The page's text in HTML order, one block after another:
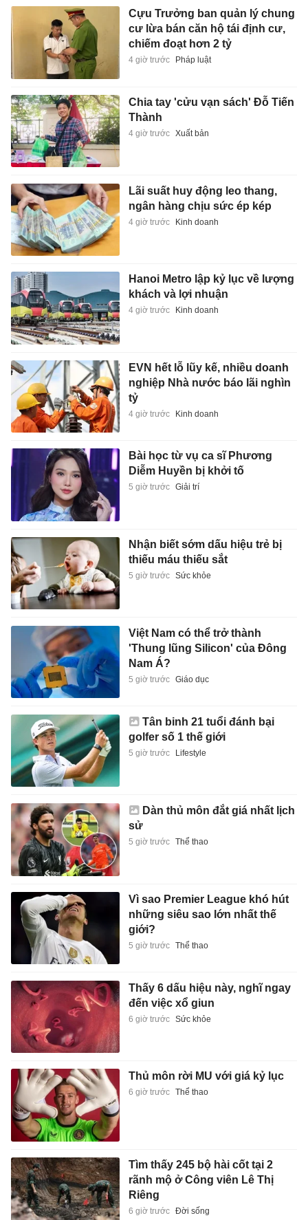
Cựu Trưởng ban quản lý chung
cư lừa bán căn hộ tái định cư,
chiếm đoạt hơn 2 tỷ
4 giờ trước Pháp luật
Chia tay 'cửu vạn sách' Đỗ Tiến
Thành
4 giờ trước Xuất bản
Lãi suất huy động leo thang,
ngân hàng chịu sức ép kép
4 giờ trước Kinh doanh
Hanoi Metro lập kỷ lục về lượng
khách và lợi nhuận
4 giờ trước Kinh doanh
EVN hết lỗ lũy kế, nhiều doanh
nghiệp Nhà nước báo lãi nghìn
tỷ
4 giờ trước Kinh doanh
Bài học từ vụ ca sĩ Phương
Diễm Huyền bị khởi tố
5 giờ trước Giải trí
Nhận biết sớm dấu hiệu trẻ bị
thiếu máu thiếu sắt
5 giờ trước Sức khỏe
Việt Nam có thể trở thành
'Thung lũng Silicon' của Đông
Nam Á?
5 giờ trước Giáo dục
Tân binh 21 tuổi đánh bại
golfer số 1 thế giới
5 giờ trước Lifestyle
Dàn thủ môn đắt giá nhất lịch
sử
5 giờ trước Thể thao
Vì sao Premier League khó hút
những siêu sao lớn nhất thế
giới?
5 giờ trước Thể thao
Thấy 6 dấu hiệu này, nghĩ ngay
đến việc xổ giun
6 giờ trước Sức khỏe
Thủ môn rời MU với giá kỷ lục
6 giờ trước Thể thao
Tìm thấy 245 bộ hài cốt tại 2
rãnh mộ ở Công viên Lê Thị
Riêng
6 giờ trước Đời sống